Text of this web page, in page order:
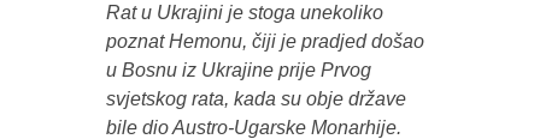
Rat u Ukrajini je stoga unekoliko
poznat Hemonu, čiji je pradjed došao
u Bosnu iz Ukrajine prije Prvog
svjetskog rata, kada su obje države
bile dio Austro-Ugarske Monarhije.